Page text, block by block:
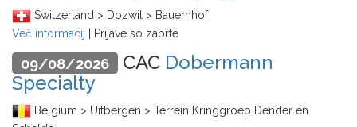
Switzerland > Dozwil > Bauernhof
Več informacij
| Prijave so zaprte
09/08/2026 CAC Dobermann
Specialty
Belgium > Uitbergen > Terrein Kringgroep Dender en